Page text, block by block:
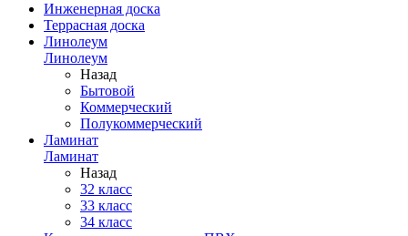
Инженерная доска
Террасная доска
Линолеум
Линолеум
Назад
Бытовой
Коммерческий
Полукоммерческий
Ламинат
Ламинат
Назад
32 класс
33 класс
34 класс